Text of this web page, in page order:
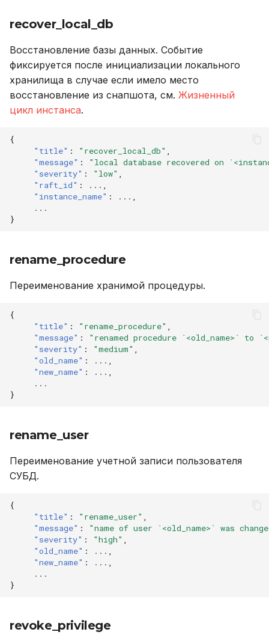
recover_local_db
Восстановление базы данных. Событие
фиксируется после инициализации локального
хранилища в случае если имело место
восстановление из снапшота, см. Жизненный
цикл инстанса.
{
"title" : "recover_local_db"
"message" :
"local database recovered on
"severity" : "low"
"raft_id" : ...
"instance_name" : ...
...
}
rename_procedure
Переименование хранимой процедуры.
{
"title" : "rename_procedure"
"message" :
"renamed procedure `<old_name>` to
"severity" : "medium"
"old_name" : ...
"new_name" : ...
...
}
rename_user
Переименование учетной записи пользователя
СУБД.
{
"title" : "rename_user"
"message" :
"name of user `<old_name>` was
"severity" : "high"
"old_name" : ...
"new_name" : ...
...
}
revoke_privilege